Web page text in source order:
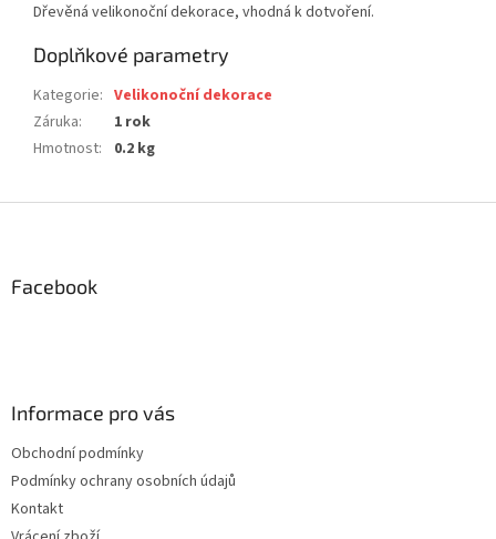
Dřevěná velikonoční dekorace, vhodná k dotvoření.
Doplňkové parametry
Kategorie: Velikonoční dekorace
Záruka:
1 rok
Hmotnost: 0.2 kg
Facebook
Informace pro vás
Obchodní podmínky
Podmínky ochrany osobních údajů
Kontakt